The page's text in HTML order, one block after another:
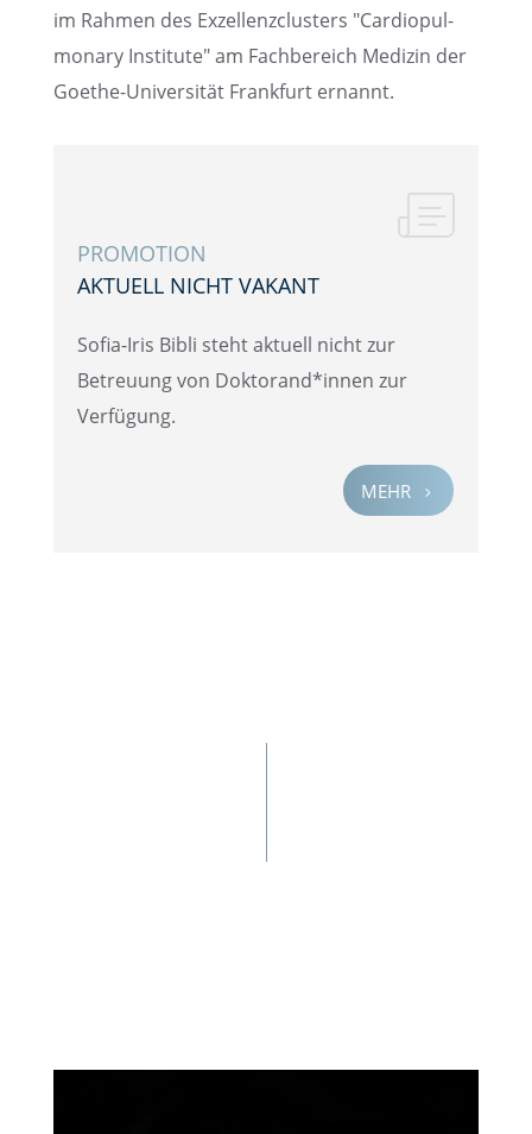
im Rahmen des Exzel­lenz­clus­ters "Cardio­pul­
mo­nary Insti­tute" am Fachbe­reich Medizin der
Goethe-Univer­si­tät Frank­furt ernannt.
PROMO­TION
AKTUELL NICHT VAKANT
Sofia-Iris Bibli steht aktuell nicht zur
Betreu­ung von Doktorand*innen zur
Verfügung.
MEHR 5